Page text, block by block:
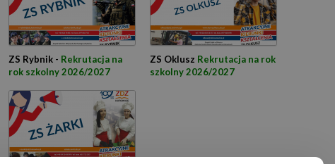
ZS Rybnik - Rekrutacja na
rok szkolny 2026/2027
ZS Oklusz Rekrutacja na rok
szkolny 2026/2027